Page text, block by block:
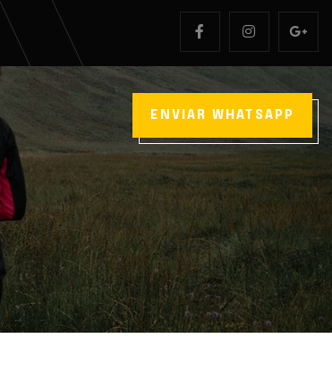
ENVIAR WHATSAPP